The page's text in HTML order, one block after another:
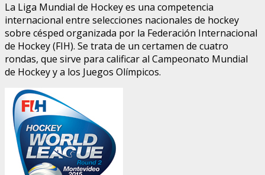
La Liga Mundial de Hockey es una competencia
internacional entre selecciones nacionales de hockey
sobre césped organizada por la Federación Internacional
de Hockey (FIH). Se trata de un certamen de cuatro
rondas, que sirve para calificar al Campeonato Mundial
de Hockey y a los Juegos Olímpicos.